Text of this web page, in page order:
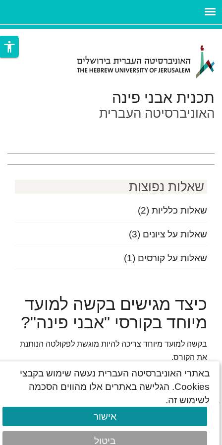
תכנית אבני פינה
האוניברסיטה העברית
accessibility
שאלות נפוצות
שאלות כלליות (2)
שאלות על ציונים (3)
שאלות על קורסים (1)
כיצד מגישים בקשה למועד
מיוחד בקורסי "אבני פינה"?
בקשה למועד מיוחד צריכה להיות מוגשת לפקולטה הנותנת
את הקורס.
שאלות כלליות
© כל הזכויות שמורות האוניברסיטה העברית בירושלים
עדכון אחרון: אוג' 2026
הצהרת נגישות
Admin Login
באתרי האוניברסיטה העברית נעשה שימוש בקבצי
Cookies. הגלישה באתרים אלו מהווים הסכמה
לשימוש זה.
ביטול
אישור